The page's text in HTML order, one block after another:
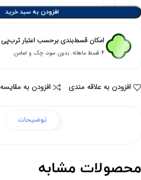
افزودن به سبد خرید
امکان قسط‌بندی برحسب اعتبار ترب‌پی
۴ قسط ماهانه. بدون سود، چک و ضامن.
افزودن به علاقه مندی افزودن به مقایسه
توضیحات
محصولات مشابه